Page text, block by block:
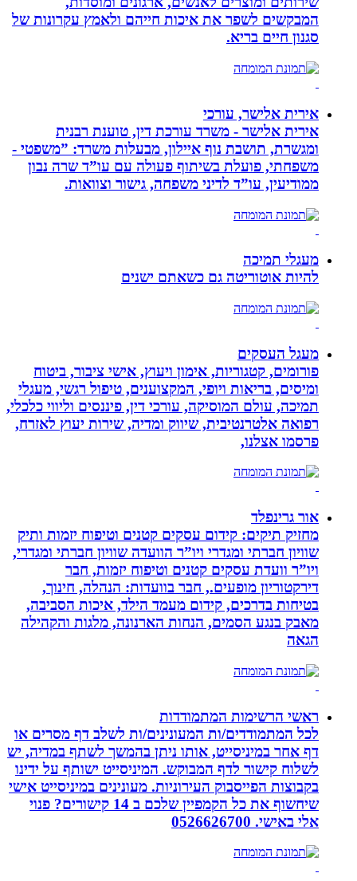
המבקשים לשפר את איכות חייהם ולאמץ עקרונות של
סגנון חיים בריא.
אירית אלישר, עורכי
אירית אלישר - משרד עורכת דין, טוענת רבנית
ומגשרת, תושבת נוף איילון, מבעלות משרד: ”משפטי -
משפחתי, פועלת בשיתוף פעולה עם עו”ד שרה נבון
ממודיעין, עו”ד לדיני משפחה, גישור וצוואות.
מעגלי תמיכה
להיות אוטוריטה גם כשאתם ישנים
מעגל העסקים
פורומים, קטגוריות, אימון ויעוץ, אישי ציבור, ביטוח
ומיסים, בריאות ויופי, המקצוענים, טיפול רגשי, מעגלי
תמיכה, עולם המוסיקה, עורכי דין, פיננסים וליווי כלכלי,
רפואה אלטרנטיבית, שיווק ומדיה, שירות יעוץ לאזרח,
פרסמו אצלנו,
אור גרינפלד
מחזיק תיקים: קידום עסקים קטנים וטיפוח יזמות ותיק
שוויון חברתי ומגדרי ויו”ר הוועדה שוויון חברתי ומגדרי,
ויו”ר וועדת עסקים קטנים וטיפוח יזמות, חבר
דירקטוריון מופעים., חבר בוועדות: הנהלה, חינוך,
בטיחות בדרכים, קידום מעמד הילד, איכות הסביבה,
מאבק בנגע הסמים, הנחות הארנונה, מלגות והקהילה
הגאה
ראשי הרשימות המתמודדות
לכל המתמודדים/ות המעונינים/ות לשלב דף מסרים או
דף אחר במיניסייט, אותו ניתן בהמשך לשתף במדיה, יש
לשלוח קישור לדף המבוקש. המיניסייט ישותף על ידינו
בקבוצות הפייסבוק העירוניות. מעונינים במיניסייט אישי
שיחשוף את כל הקמפיין שלכם ב 14 קישורים? פנוי
אלי באישי. 0526626700